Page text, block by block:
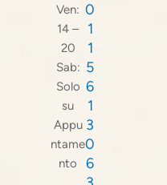
Ven:
14 –
20
Sab:
Solo
su
Appu
ntame
nto
0
1
1
5
6
1
3
0
6